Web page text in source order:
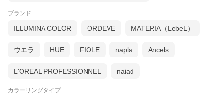
ブランド
ILLUMINA COLOR ORDEVE MATERIA（LebeL）
ウエラ HUE FIOLE napla Ancels
L'OREAL PROFESSIONNEL naiad
カラーリングタイプ